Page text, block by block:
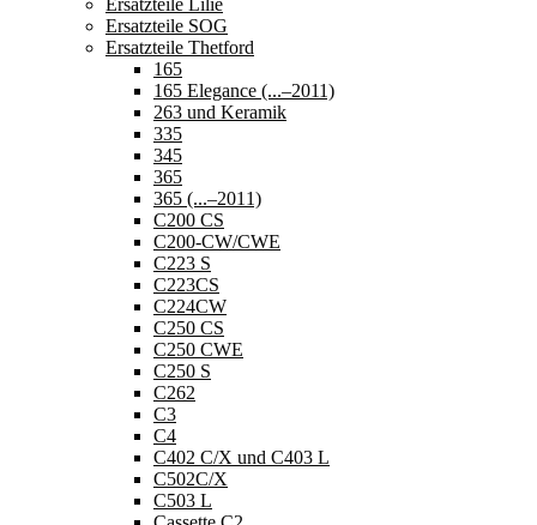
Ersatzteile SOG
Ersatzteile Thetford
165
165 Elegance (...–2011)
263 und Keramik
335
345
365
365 (...–2011)
C200 CS
C200-CW/CWE
C223 S
C223CS
C224CW
C250 CS
C250 CWE
C250 S
C262
C3
C4
C402 C/X und C403 L
C502C/X
C503 L